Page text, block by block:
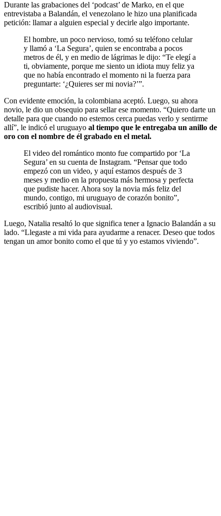
Durante las grabaciones del ‘podcast’ de Marko, en el que
entrevistaba a Balandán, el venezolano le hizo una planificada
petición: llamar a alguien especial y decirle algo importante.
El hombre, un poco nervioso, tomó su teléfono celular
y llamó a ‘La Segura’, quien se encontraba a pocos
metros de él, y en medio de lágrimas le dijo: “Te elegí a
ti, obviamente, porque me siento un idiota muy feliz ya
que no había encontrado el momento ni la fuerza para
preguntarte: ‘¿Quieres ser mi novia?’”.
Con evidente emoción, la colombiana aceptó. Luego, su ahora
novio, le dio un obsequio para sellar ese momento. “Quiero darte un
detalle para que cuando no estemos cerca puedas verlo y sentirme
allí”, le indicó el uruguayo al tiempo que le entregaba un anillo de
oro con el nombre de él grabado en el metal.
El video del romántico monto fue compartido por ‘La
Segura’ en su cuenta de Instagram. “Pensar que todo
empezó con un video, y aquí estamos después de 3
meses y medio en la propuesta más hermosa y perfecta
que pudiste hacer. Ahora soy la novia más feliz del
mundo, contigo, mi uruguayo de corazón bonito”,
escribió junto al audiovisual.
Luego, Natalia resaltó lo que significa tener a Ignacio Balandán a su
lado. “Llegaste a mi vida para ayudarme a renacer. Deseo que todos
tengan un amor bonito como el que tú y yo estamos viviendo”.